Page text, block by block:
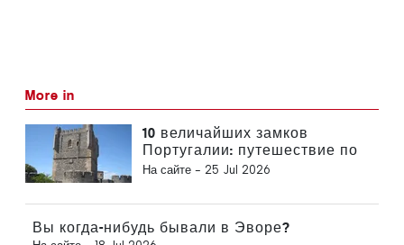
More in
10 величайших замков
Португалии: путешествие по
истории страны
На сайте - 25 Jul 2026
Вы когда-нибудь бывали в Эворе?